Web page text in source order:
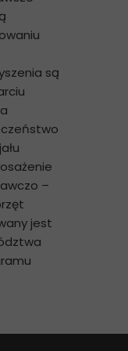
są
–
jest